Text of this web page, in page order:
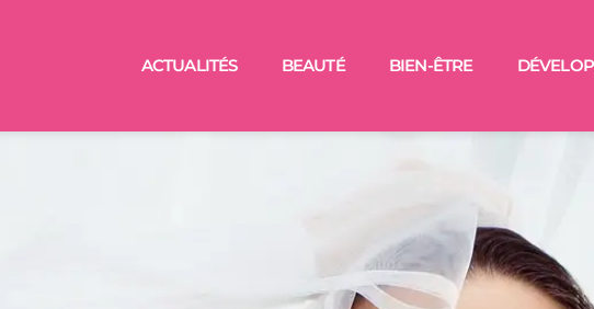
ACTUALITÉS BEAUTÉ BIEN-ÊTRE